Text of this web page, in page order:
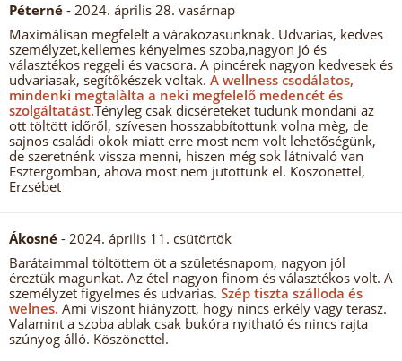
Péterné - 2024. április 28. vasárnap
Maximálisan megfelelt a várakozasunknak. Udvarias, kedves
személyzet,kellemes kényelmes szoba,nagyon jó és
választékos reggeli és vacsora. A pincérek nagyon kedvesek és
udvariasak, segítőkészek voltak. A wellness csodálatos,
mindenki megtalàlta a neki megfelelő medencét és
szolgáltatást.Tényleg csak dicséreteket tudunk mondani az
ott töltött időről, szívesen hosszabbítottunk volna mèg, de
sajnos családi okok miatt erre most nem volt lehetőségünk,
de szeretnénk vissza menni, hiszen még sok látnivaló van
Esztergomban, ahova most nem jutottunk el. Köszönettel,
Erzsébet
Ákosné - 2024. április 11. csütörtök
Barátaimmal töltöttem öt a születésnapom, nagyon jól
éreztük magunkat. Az étel nagyon finom és választékos volt. A
személyzet figyelmes és udvarias. Szép tiszta szálloda és
welnes. Ami viszont hiányzott, hogy nincs erkély vagy terasz.
Valamint a szoba ablak csak bukóra nyitható és nincs rajta
szúnyog álló. Köszönettel.